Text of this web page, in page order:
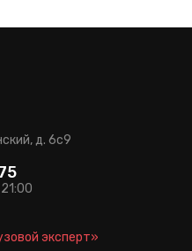
д. 6c9
эксперт»